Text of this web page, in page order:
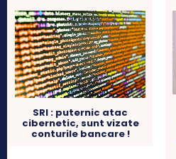
SRI : puternic atac
cibernetic, sunt vizate
conturile bancare !